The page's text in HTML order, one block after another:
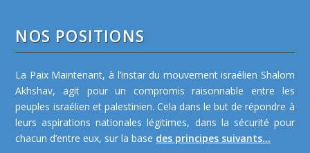
NOS POSITIONS
La Paix Maintenant, à l’instar du mouvement israélien Shalom
Akhshav, agit pour un compromis raisonnable entre les
peuples israélien et palestinien. Cela dans le but de répondre à
leurs aspirations nationales légitimes, dans la sécurité pour
chacun d’entre eux, sur la base des principes suivants...